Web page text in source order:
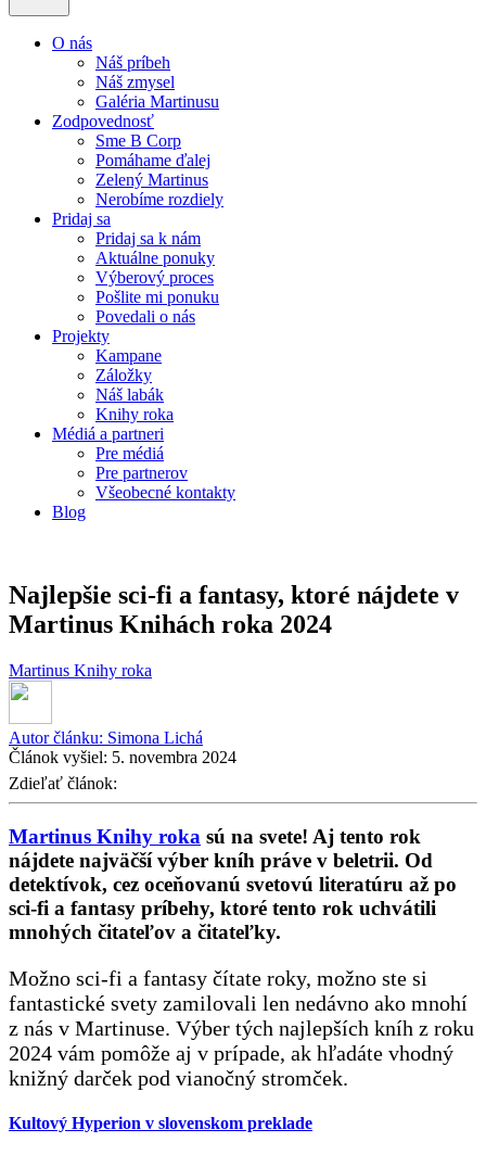
O nás
Náš príbeh
Náš zmysel
Galéria Martinusu
Zodpovednosť
Sme B Corp
Pomáhame ďalej
Zelený Martinus
Nerobíme rozdiely
Pridaj sa
Pridaj sa k nám
Aktuálne ponuky
Výberový proces
Pošlite mi ponuku
Povedali o nás
Projekty
Kampane
Záložky
Náš labák
Knihy roka
Médiá a partneri
Pre médiá
Pre partnerov
Všeobecné kontakty
Blog
Najlepšie sci-fi a fantasy, ktoré nájdete v
Martinus Knihách roka 2024
Martinus Knihy roka
Autor článku: Simona Lichá
Článok vyšiel: 5. novembra 2024
Zdieľať článok:
Martinus Knihy roka sú na svete! Aj tento rok
nájdete najväčší výber kníh práve v beletrii. Od
detektívok, cez oceňovanú svetovú literatúru až po
sci-fi a fantasy príbehy, ktoré tento rok uchvátili
mnohých čitateľov a čitateľky.
Možno sci-fi a fantasy čítate roky, možno ste si
fantastické svety zamilovali len nedávno ako mnohí
z nás v Martinuse. Výber tých najlepších kníh z roku
2024 vám pomôže aj v prípade, ak hľadáte vhodný
knižný darček pod vianočný stromček.
Kultový Hyperion v slovenskom preklade